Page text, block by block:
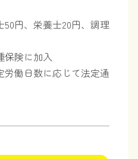
円、栄養士20円、調理
保険に加入
働日数に応じて法定通